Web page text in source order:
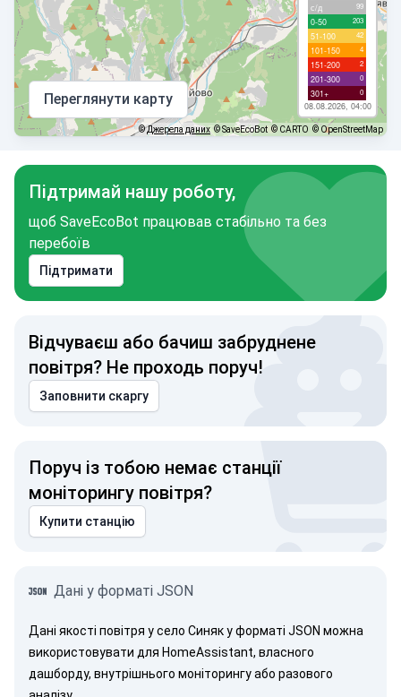
с/д 99
0-50 203
51-100 42
101-150 4
151-200 2
201-300 0
301+ 0
08.08.2026, 04:00
Переглянути карту
©Джерела даних © SaveEcoBot © CARTO © OpenStreetMap
Підтримай нашу роботу,
щоб SaveEcoBot працював стабільно та без
перебоїв
Підтримати
Відчуваєш або бачиш забруднене
повітря? Не проходь поруч!
Заповнити скаргу
Поруч із тобою немає станції
моніторингу повітря?
Купити станцію
Дані у форматі JSON
Дані якості повітря у село Синяк у форматі JSON можна
використовувати для HomeAssistant, власного
дашборду, внутрішнього моніторингу або разового